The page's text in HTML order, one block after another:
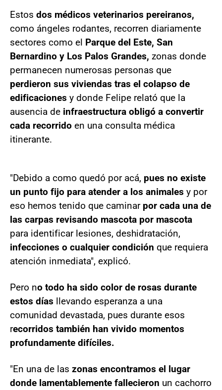
Estos dos médicos veterinarios pereiranos,
como ángeles rodantes, recorren diariamente
sectores como el Parque del Este, San
Bernardino y Los Palos Grandes, zonas donde
permanecen numerosas personas que
perdieron sus viviendas tras el colapso de
edificaciones y donde Felipe relató que la
ausencia de infraestructura obligó a convertir
cada recorrido en una consulta médica
itinerante.
"Debido a como quedó por acá, pues no existe
un punto fijo para atender a los animales y por
eso hemos tenido que caminarpor cada una de
las carpas revisando mascota por mascota
para identificar lesiones, deshidratación,
infecciones o cualquier condición que requiera
atención inmediata", explicó.
Pero no todo ha sido color de rosas durante
estos días llevando esperanza a una
comunidad devastada, pues durante esos
recorridos también han vivido momentos
profundamente difíciles.
"En una de las zonas encontramos el lugar
donde lamentablemente fallecieron un cachorro